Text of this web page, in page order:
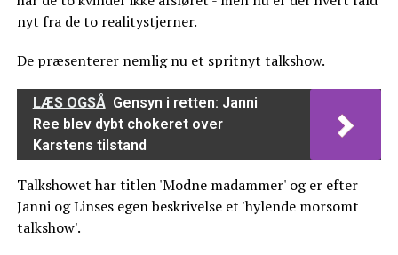
nyt fra de to realitystjerner.
De præsenterer nemlig nu et spritnyt talkshow.
LÆS OGSÅ Gensyn i retten: Janni
Ree blev dybt chokeret over
Karstens tilstand
Talkshowet har titlen 'Modne madammer' og er efter
Janni og Linses egen beskrivelse et 'hylende morsomt
talkshow'.